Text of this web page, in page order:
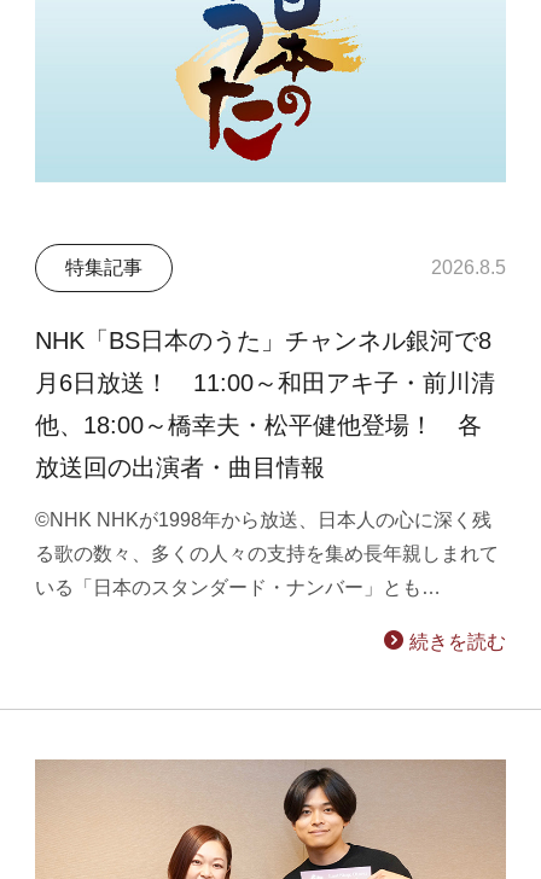
特集記事 2026.8.5
NHK「BS日本のうた」チャンネル銀河で8
月6日放送！ 11:00～和田アキ子・前川清
他、18:00～橋幸夫・松平健他登場！ 各
放送回の出演者・曲目情報
©NHK NHKが1998年から放送、日本人の心に深く残
る歌の数々、多くの人々の支持を集め長年親しまれて
いる「日本のスタンダード・ナンバー」とも…
続きを読む